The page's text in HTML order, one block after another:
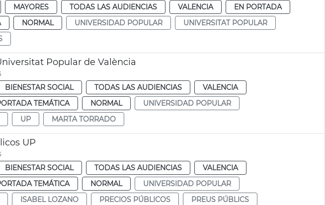
MAYORES TODAS LAS AUDIENCIAS VALENCIA
EN PORTADA
NORMAL UNIVERSIDAD POPULAR
UNIVERSITAT POPULAR
Popular de València
BIENESTAR SOCIAL TODAS LAS AUDIENCIAS
VALENCIA
TEMÁTICA NORMAL
UNIVERSIDAD POPULAR
UP MARTA TORRADO
UP
BIENESTAR SOCIAL TODAS LAS AUDIENCIAS
VALENCIA
TEMÁTICA NORMAL
UNIVERSIDAD POPULAR
ISABEL LOZANO PRECIOS PÚBLICOS PREUS PÚBLICS